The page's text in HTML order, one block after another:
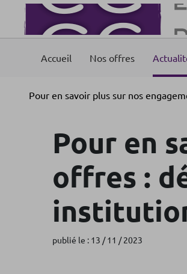
Accueil Nos offres
Pour en savoir plus sur nos
Pour en
offres :
publié le : 13 / 11 / 2023